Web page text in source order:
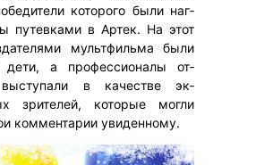
ко­торо­го бы­ли наг­
пу­тев­ка­ми в Ар­тек. На этот
муль­тфиль­ма бы­ли
де­ти, а про­фес­си­она­лы от­
в ка­чес­тве эк­
зри­телей, ко­торые мог­ли
ком­мента­рии уви­ден­но­му.